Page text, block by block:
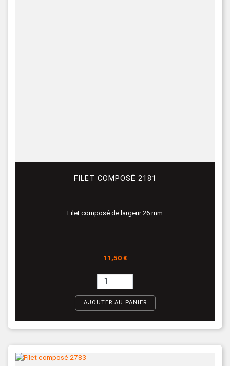
FILET COMPOSÉ 2181
Filet composé de largeur 26 mm
Prix
11,50 €
AJOUTER AU PANIER